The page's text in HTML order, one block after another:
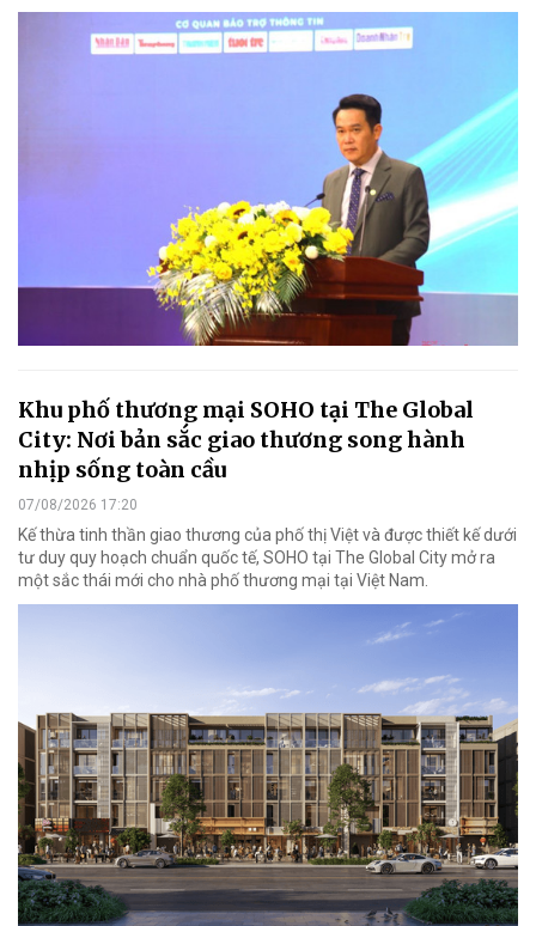
Khu phố thương mại SOHO tại The Global
City: Nơi bản sắc giao thương song hành
nhịp sống toàn cầu
07/08/2026 17:20
Kế thừa tinh thần giao thương của phố thị Việt và được thiết kế dưới
tư duy quy hoạch chuẩn quốc tế, SOHO tại The Global City mở ra
một sắc thái mới cho nhà phố thương mại tại Việt Nam.